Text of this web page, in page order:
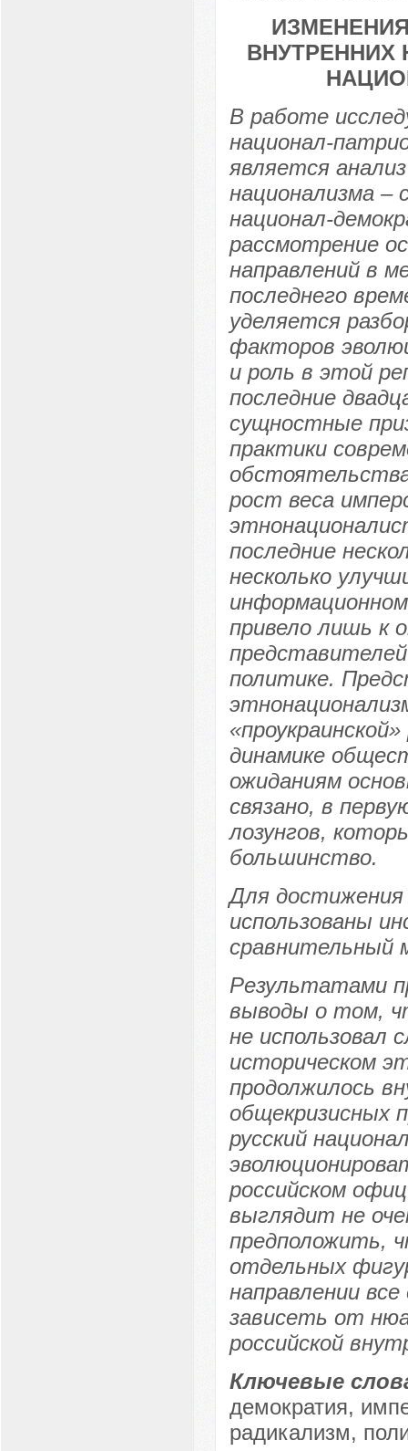
ВНУТРЕННИХ
В работе
национал-
является
национализма –
национал-
рассмотрение
направлений в
последнего
уделяется
факторов
и роль в этой
последние
сущностные
практики
рост веса
последние
несколько
привело лишь к
политике.
динамике
ожиданиям
связано, в
лозунгов,
большинство.
Для достижения
использованы
сравнительный
Результатами
выводы о том,
не использовал
историческом
продолжилось
общекризисных
русский
российском
выглядит не
предположить,
отдельных
направлении
зависеть от
российской
Ключевые
демократия,
радикализм,